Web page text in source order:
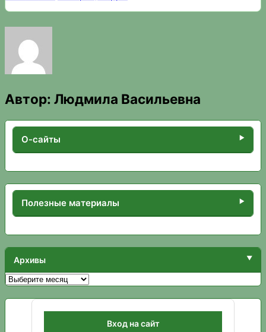
Автор: Людмила Васильевна
О-сайты
Полезные материалы
Архивы
Архивы
Вход на сайт